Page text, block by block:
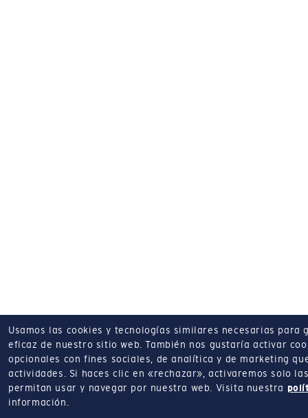
Usamos las cookies y tecnologías similares necesarias
eficaz de nuestro sitio web. También nos gustaría activar
opcionales con fines sociales, de analítica y de marketing
actividades.
Si haces clic en «rechazar», activaremos solo
permitan usar y navegar por nuestra web.
Visita nuestra
información.